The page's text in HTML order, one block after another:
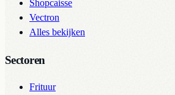
Shopcaisse
Vectron
Alles bekijken
Sectoren
Frituur